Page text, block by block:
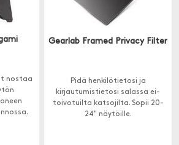
nostaa
Gearlab Framed Privacy Filter
Pidä henkilötietosi ja
kirjautumistietosi salassa ei-
toivotuilta katsojilta. Sopii 20-
24" näytöille.